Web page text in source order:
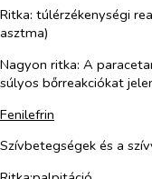
Ritka: túlérzékenységi
asztma)
Nagyon ritka: A
súlyos bőrreakciókat
Fenilefrin
Szívbetegségek és a